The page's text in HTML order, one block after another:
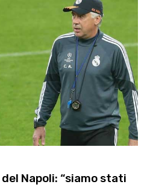
Napoli: “siamo stati